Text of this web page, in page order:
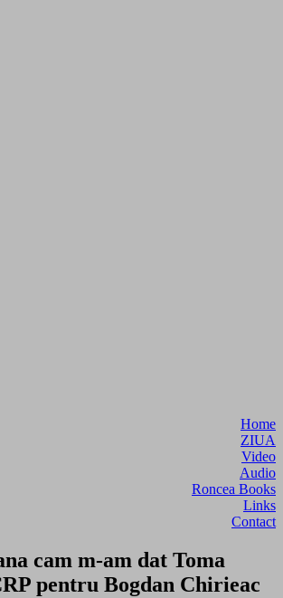
Home
ZIUA
Video
Audio
Roncea Books
Links
Contact
cam m-am dat Toma
pentru Bogdan Chirieac